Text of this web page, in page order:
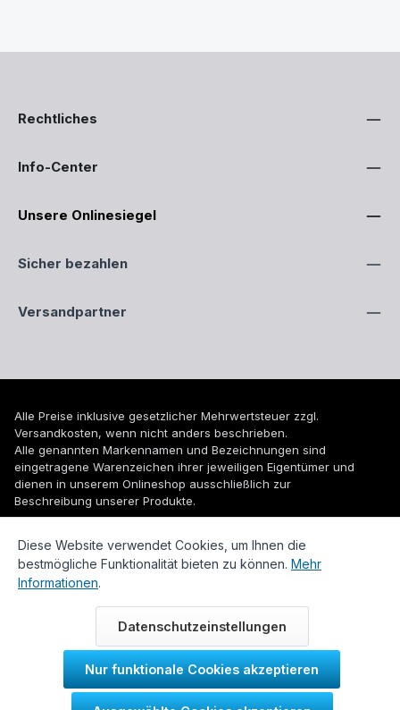
Rechtliches
Info-Center
Unsere Onlinesiegel
Sicher bezahlen
Versandpartner
Alle Preise inklusive gesetzlicher Mehrwertsteuer zzgl.
Versandkosten, wenn nicht anders beschrieben.
Alle genannten Markennamen und Bezeichnungen sind
eingetragene Warenzeichen ihrer jeweiligen Eigentümer und
dienen in unserem Onlineshop ausschließlich zur
Beschreibung unserer Produkte.
© 2026 WUH24.de - Weigel und Unger Heizungs- und
Sanitärtechnik GmbH
Diese Website verwendet Cookies, um Ihnen die
bestmögliche Funktionalität bieten zu können. Mehr
Informationen.
Datenschutzeinstellungen
Nur funktionale Cookies akzeptieren
Durch IT-Recht Kanzlei